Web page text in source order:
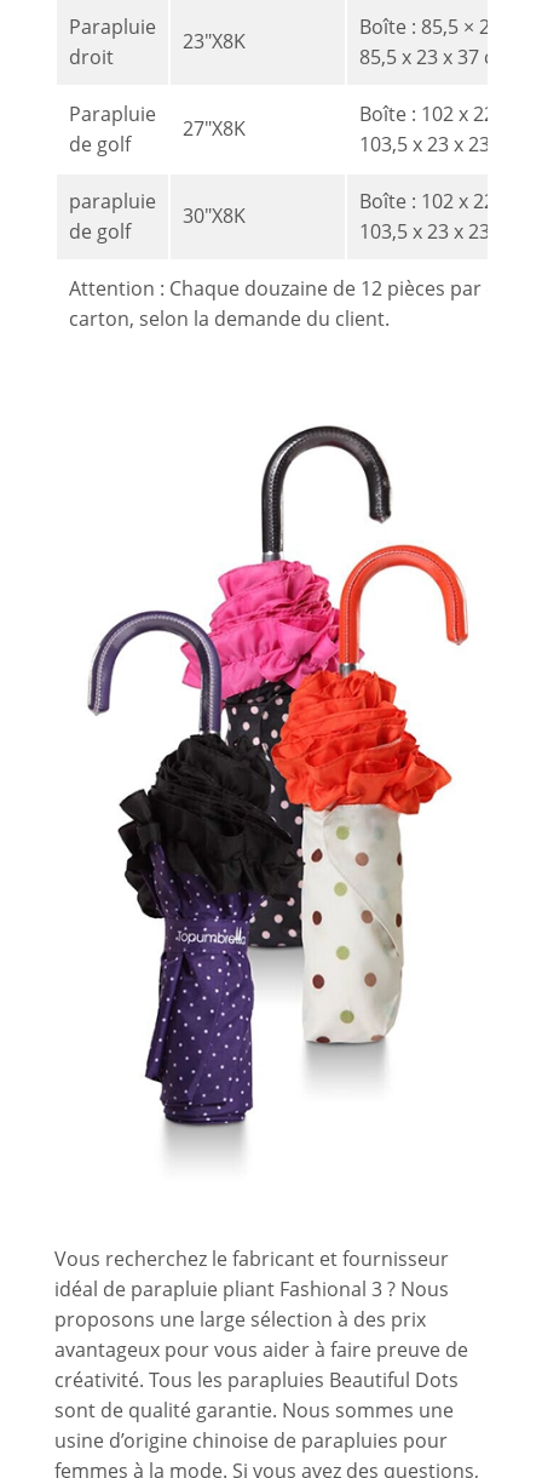
Parapluie
droit
23"X8K
Boîte : 85,5 × 22 x
85,5 x 23 x 37 cm.
Parapluie
de golf
27"X8K
Boîte : 102 x 22 × 7
103,5 x 23 x 23 cm.
parapluie
de golf
30"X8K
Boîte : 102 x 22 × 7
103,5 x 23 x 23 cm.
Attention : Chaque douzaine de 12 pièces par
carton, selon la demande du client.
Vous recherchez le fabricant et fournisseur
idéal de parapluie pliant Fashional 3 ? Nous
proposons une large sélection à des prix
avantageux pour vous aider à faire preuve de
créativité. Tous les parapluies Beautiful Dots
sont de qualité garantie. Nous sommes une
usine d’origine chinoise de parapluies pour
femmes à la mode. Si vous avez des questions,